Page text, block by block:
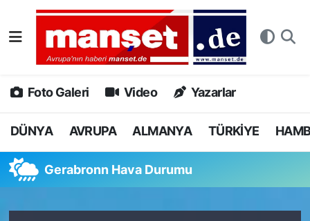
Foto Galeri Video Yazarlar
DÜNYA AVRUPA ALMANYA TÜRKİYE
Gerabronn Hava Durumu
DÜNYA
AVRUPA
ALMANYA
Nöbetçi Eczaneler
Hava Durumu
Namaz Vakitleri